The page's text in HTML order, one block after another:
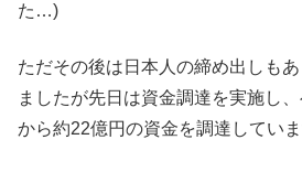
た…)
ただその後は日本人の締め出しも
ましたが先日は資金調達を実施し
から約22億円の資金を調達していま